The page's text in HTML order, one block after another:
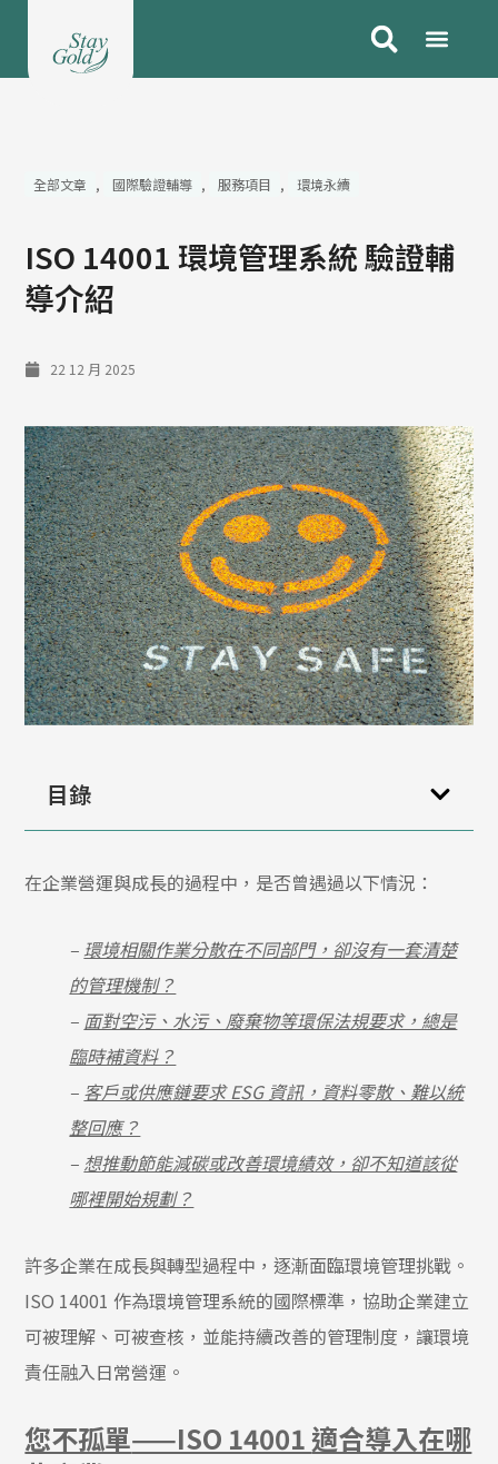
全部文章 , 國際驗證輔導 , 服務項目 , 環境永續
ISO 14001 環境管理系統 驗證輔
導介紹
22 12 月 2025
目錄
在企業營運與成長的過程中，是否曾遇過以下情況：
– 環境相關作業分散在不同部門，卻沒有一套清楚
的管理機制？
– 面對空污、水污、廢棄物等環保法規要求，總是
臨時補資料？
– 客戶或供應鏈要求 ESG 資訊，資料零散、難以統
整回應？
– 想推動節能減碳或改善環境績效，卻不知道該從
哪裡開始規劃？
許多企業在成長與轉型過程中，逐漸面臨環境管理挑戰。
ISO 14001 作為環境管理系統的國際標準，協助企業建立
可被理解、可被查核，並能持續改善的管理制度，讓環境
責任融入日常營運。
您不孤單——ISO 14001適合導入在哪